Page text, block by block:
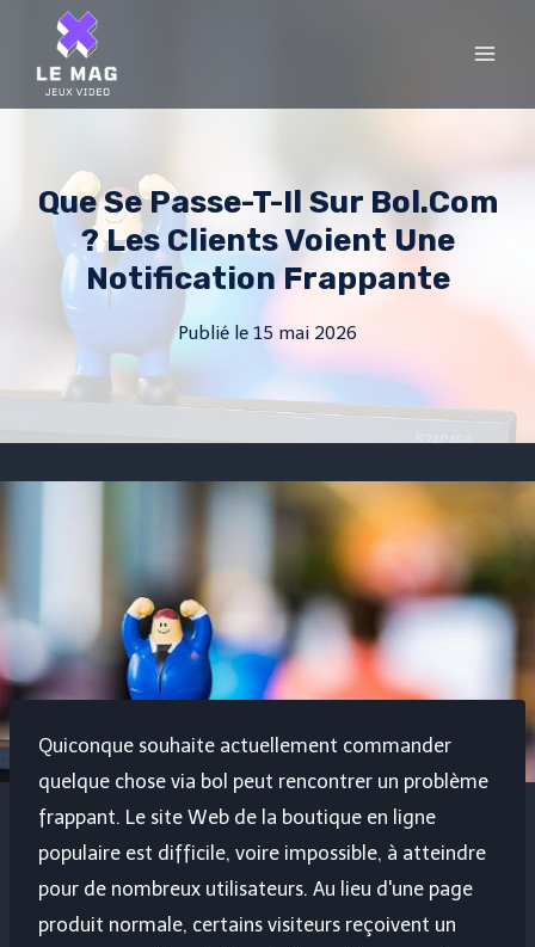
content
Que Se Passe-T-Il Sur Bol.com
? Les Clients Voient Une
Notification Frappante
Publié le 15 mai 2026
Quiconque souhaite actuellement commander
quelque chose via bol peut rencontrer un problème
frappant. Le site Web de la boutique en ligne
populaire est difficile, voire impossible, à atteindre
pour de nombreux utilisateurs. Au lieu d'une page
produit normale, certains visiteurs reçoivent un